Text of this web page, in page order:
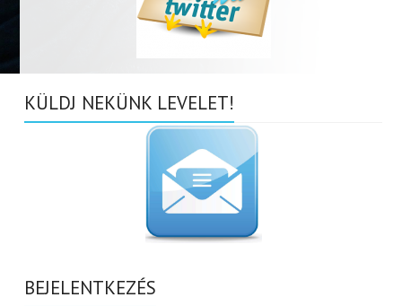
KÜLDJ NEKÜNK LEVELET!
BEJELENTKEZÉS